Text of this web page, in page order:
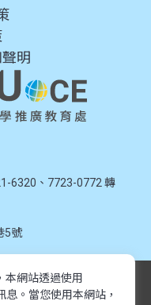
明
6320、7723-0772 轉
5號
內容由淡江大學推廣教育處
、圖片及資料皆屬本單位所
本網站透過使用
息。 當您使用本網站，